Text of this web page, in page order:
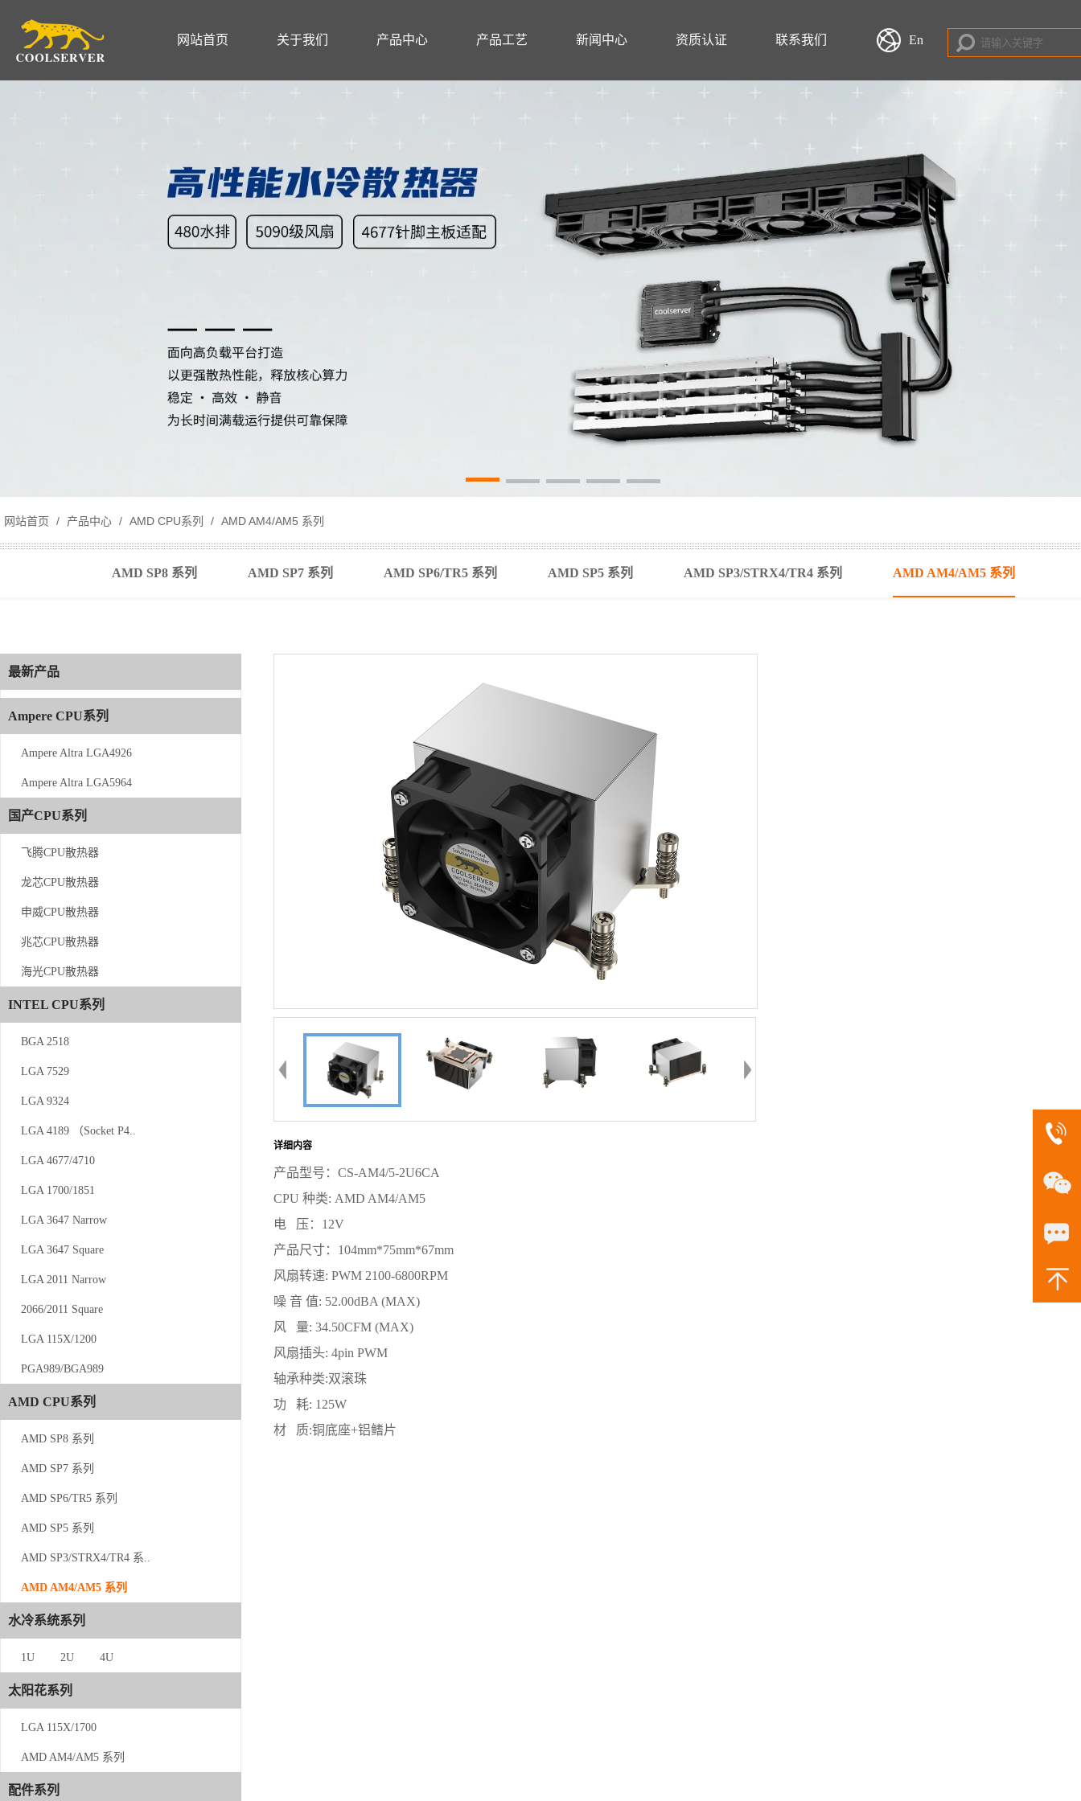
网站首页 关于我们 产品中心 产品工艺 新闻中心 资质认证 联系我们 En
网站首页 / 产品中心 / AMD CPU系列 / AMD AM4/AM5 系列
AMD SP8 系列 AMD SP7 系列 AMD SP6/TR5 系列 AMD SP5 系列 AMD SP3/STRX4/TR4 系列 AMD AM4/AM5 系列
最新产品
Ampere CPU系列
Ampere Altra LGA4926
Ampere Altra LGA5964
国产CPU系列
飞腾CPU散热器
龙芯CPU散热器
申威CPU散热器
兆芯CPU散热器
海光CPU散热器
INTEL CPU系列
BGA 2518
LGA 7529
LGA 9324
LGA 4189 （Socket P4..
LGA 4677/4710
LGA 1700/1851
LGA 3647 Narrow
LGA 3647 Square
LGA 2011 Narrow
2066/2011 Square
LGA 115X/1200
PGA989/BGA989
AMD CPU系列
AMD SP8 系列
AMD SP7 系列
AMD SP6/TR5 系列
AMD SP5 系列
AMD SP3/STRX4/TR4 系..
AMD AM4/AM5 系列
水冷系统系列
1U
2U
太阳花系列
LGA 115X/1700
最新产品
Ampere CPU系列
Ampere Altra LGA4926
Ampere Altra LGA5964
国产CPU系列
飞腾CPU散热器
龙芯CPU散热器
申威CPU散热器
兆芯CPU散热器
海光CPU散热器
INTEL CPU系列
BGA 2518
LGA 7529
LGA 9324
LGA 4189 （Socket P4..
LGA 4677/4710
LGA 1700/1851
LGA 3647 Narrow
LGA 3647 Square
LGA 2011 Narrow
2066/2011 Square
LGA 115X/1200
PGA989/BGA989
AMD CPU系列
AMD SP8 系列
AMD SP7 系列
AMD SP6/TR5 系列
AMD SP5 系列
AMD SP3/STRX4/TR4 系..
AMD AM4/AM5 系列
水冷系统系列
1U 2U 4U
太阳花系列
LGA 115X/1700
AMD AM4/AM5 系列
配件系列
详细内容
产品型号：CS-AM4/5-2U6CA
CPU 种类: AMD AM4/AM5
电 压：12V
产品尺寸：104mm*75mm*67mm
风扇转速: PWM 2100-6800RPM
噪 音 值: 52.00dBA (MAX)
风 量: 34.50CFM (MAX)
风扇插头: 4pin PWM
轴承种类:双滚珠
功 耗: 125W
材 质:铜底座+铝鳍片